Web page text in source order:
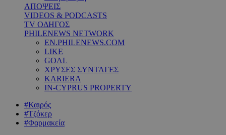
ΑΠΟΨΕΙΣ
VIDEOS & PODCASTS
TV ΟΔΗΓΟΣ
PHILENEWS NETWORK
EN.PHILENEWS.COM
LIKE
GOAL
ΧΡΥΣΕΣ ΣΥΝΤΑΓΕΣ
KARIERA
IN-CYPRUS PROPERTY
#Καιρός
#Τζόκερ
#Φαρμακεία